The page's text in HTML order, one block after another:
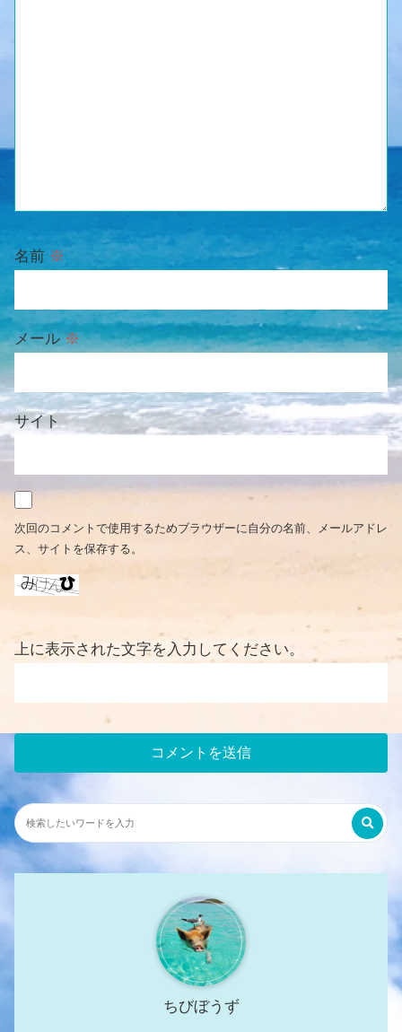
名前 ※
メール※
サイト
次回のコメントで使用するためブラウザーに自分の名前、メールアドレ
ス、サイトを保存する。
上に表示された文字を入力してください。
ちびぼうず